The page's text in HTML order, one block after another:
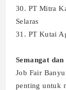
30. PT Mitra
Selaras
31. PT Kutai
Semangat
Job Fair
penting untuk